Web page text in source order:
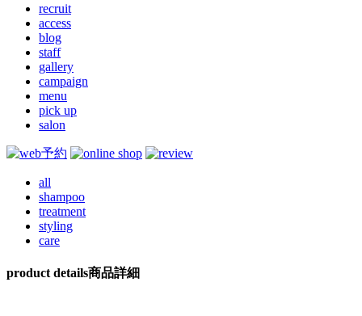
recruit
access
blog
staff
gallery
campaign
menu
pick up
salon
all
shampoo
treatment
styling
care
product details商品詳細